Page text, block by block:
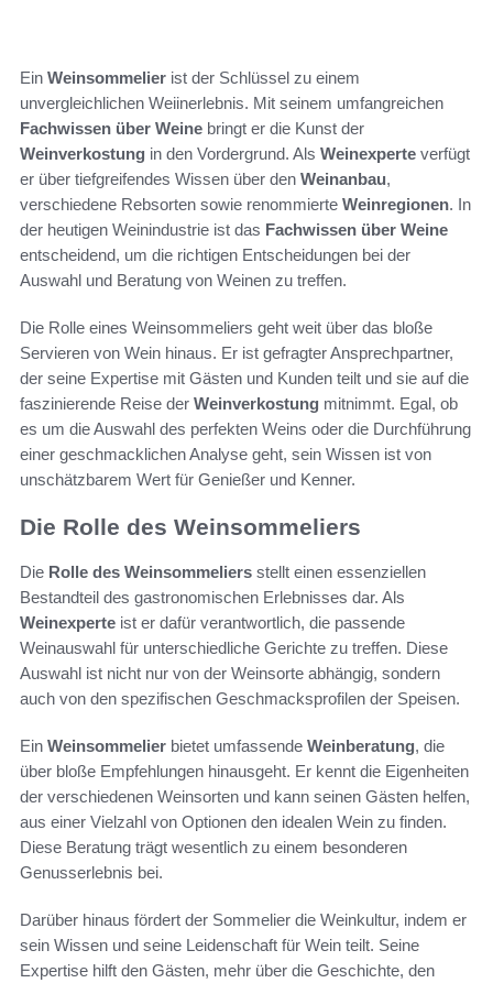
Ein Weinsommelier ist der Schlüssel zu einem
unvergleichlichen Weiinerlebnis. Mit seinem umfangreichen
Fachwissen über Weine bringt er die Kunst der
Weinverkostung in den Vordergrund. Als Weinexperte verfügt
er über tiefgreifendes Wissen über den Weinanbau,
verschiedene Rebsorten sowie renommierte Weinregionen. In
der heutigen Weinindustrie ist das Fachwissen über Weine
entscheidend, um die richtigen Entscheidungen bei der
Auswahl und Beratung von Weinen zu treffen.
Die Rolle eines Weinsommeliers geht weit über das bloße
Servieren von Wein hinaus. Er ist gefragter Ansprechpartner,
der seine Expertise mit Gästen und Kunden teilt und sie auf die
faszinierende Reise der Weinverkostung mitnimmt. Egal, ob
es um die Auswahl des perfekten Weins oder die Durchführung
einer geschmacklichen Analyse geht, sein Wissen ist von
unschätzbarem Wert für Genießer und Kenner.
Die Rolle des Weinsommeliers
Die Rolle des Weinsommeliers stellt einen essenziellen
Bestandteil des gastronomischen Erlebnisses dar. Als
Weinexperte ist er dafür verantwortlich, die passende
Weinauswahl für unterschiedliche Gerichte zu treffen. Diese
Auswahl ist nicht nur von der Weinsorte abhängig, sondern
auch von den spezifischen Geschmacksprofilen der Speisen.
Ein Weinsommelier bietet umfassende Weinberatung, die
über bloße Empfehlungen hinausgeht. Er kennt die Eigenheiten
der verschiedenen Weinsorten und kann seinen Gästen helfen,
aus einer Vielzahl von Optionen den idealen Wein zu finden.
Diese Beratung trägt wesentlich zu einem besonderen
Genusserlebnis bei.
Darüber hinaus fördert der Sommelier die Weinkultur, indem er
sein Wissen und seine Leidenschaft für Wein teilt. Seine
Expertise hilft den Gästen, mehr über die Geschichte, den